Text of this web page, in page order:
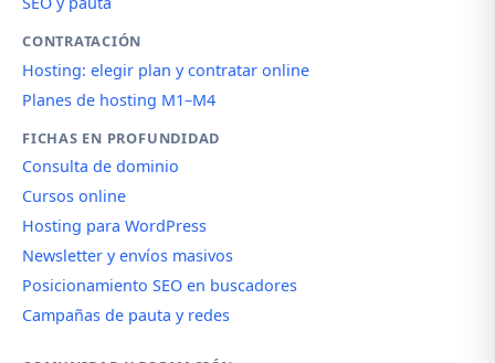
CONTRATACIÓN
Hosting: elegir plan y contratar online
Planes de hosting M1–M4
FICHAS EN PROFUNDIDAD
Consulta de dominio
Cursos online
Hosting para WordPress
Newsletter y envíos masivos
Posicionamiento SEO en buscadores
Campañas de pauta y redes